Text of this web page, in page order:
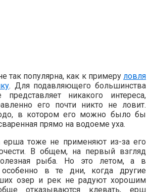
так популярна, как к примеру ловля
. Для подавляющего большинства
никакого интереса,
его почти никто не ловит.
в котором его можно было бы
прямо на водоеме уха.
ерша тоже не применяют из-за его
В общем, на первый взгляд
рыба. Но это летом, а в
в те дни, когда другие
озер и рек не радуют хорошим
отказываются клевать, ерш